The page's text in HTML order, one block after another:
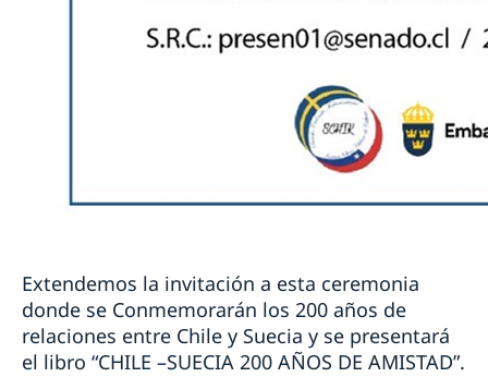
Extendemos la invitación a esta ceremonia
donde se Conmemorarán los 200 años de
relaciones entre Chile y Suecia y se presentará
el libro “CHILE –SUECIA 200 AÑOS DE AMISTAD”.